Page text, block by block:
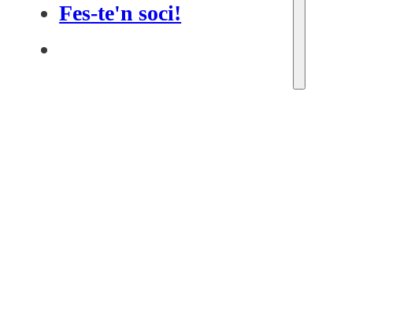
Fes-te'n soci!